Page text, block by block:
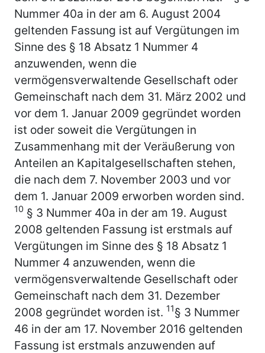
Nummer 40a in der am 6. August 2004
geltenden Fassung ist auf Vergütungen im
Sinne des § 18 Absatz 1 Nummer 4
anzuwenden, wenn die
vermögensverwaltende Gesellschaft oder
Gemeinschaft nach dem 31. März 2002 und
vor dem 1. Januar 2009 gegründet worden
ist oder soweit die Vergütungen in
Zusammenhang mit der Veräußerung von
Anteilen an Kapitalgesellschaften stehen,
die nach dem 7. November 2003 und vor
dem 1. Januar 2009 erworben worden sind.
10 § 3 Nummer 40a in der am 19. August
2008 geltenden Fassung ist erstmals auf
Vergütungen im Sinne des § 18 Absatz 1
Nummer 4 anzuwenden, wenn die
vermögensverwaltende Gesellschaft oder
Gemeinschaft nach dem 31. Dezember
2008 gegründet worden ist. 11§ 3 Nummer
46 in der am 17. November 2016 geltenden
Fassung ist erstmals anzuwenden auf